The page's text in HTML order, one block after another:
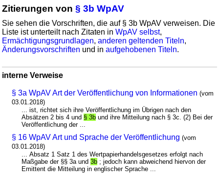
Zitierungen von§ 3b WpAV
Sie sehen die Vorschriften, die auf § 3b WpAV verweisen. Die
Liste ist unterteilt nach Zitaten inWpAV selbst,
Ermächtigungsgrundlagen,anderen geltenden Titeln,
Änderungsvorschriften und inaufgehobenen Titeln.
interne Verweise
§ 3a WpAV Art der Veröffentlichung von Informationen (vom
03.01.2018)
... ist, richtet sich ihre Veröffentlichung im Übrigen nach den
Absätzen 2 bis 4 und § 3b und ihre Mitteilung nach § 3c. (2) Bei der
Veröffentlichung der ...
§ 16 WpAV Art und Sprache der Veröffentlichung (vom
03.01.2018)
... Absatz 1 Satz 1 des Wertpapierhandelsgesetzes erfolgt nach
Maßgabe der §§ 3a und3b ; jedoch kann abweichend hiervon der
Emittent die Mitteilung in englischer Sprache ...